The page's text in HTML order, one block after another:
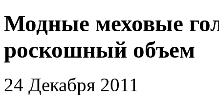
Модные меховые
роскошный объем
24 Декабря 2011